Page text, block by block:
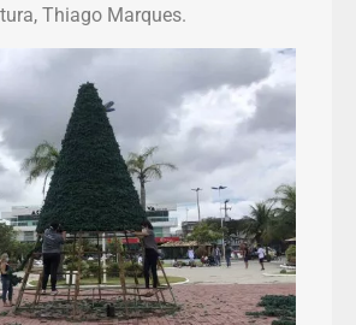
Thiago Marques.